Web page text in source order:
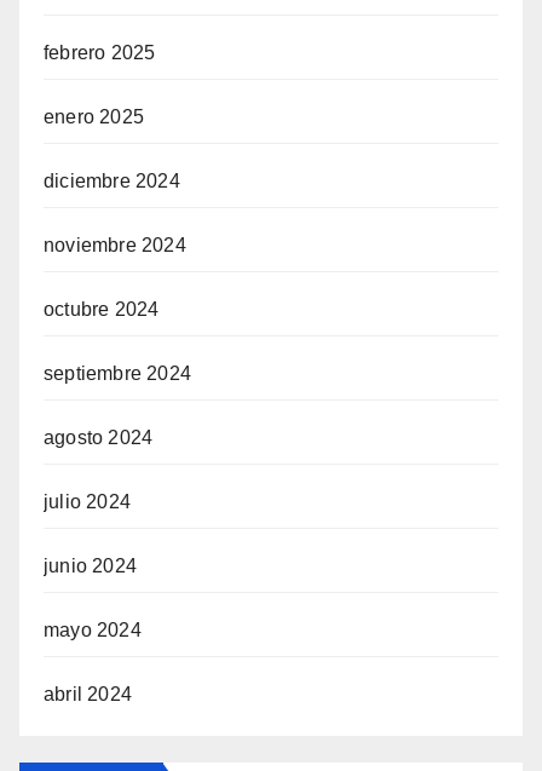
febrero 2025
enero 2025
diciembre 2024
noviembre 2024
octubre 2024
septiembre 2024
agosto 2024
julio 2024
junio 2024
mayo 2024
abril 2024